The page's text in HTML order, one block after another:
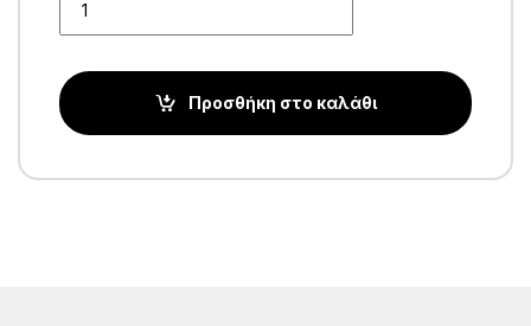
Προσθήκη στο καλάθι